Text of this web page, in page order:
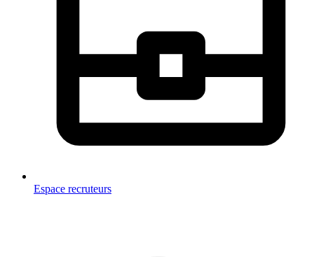
Espace recruteurs